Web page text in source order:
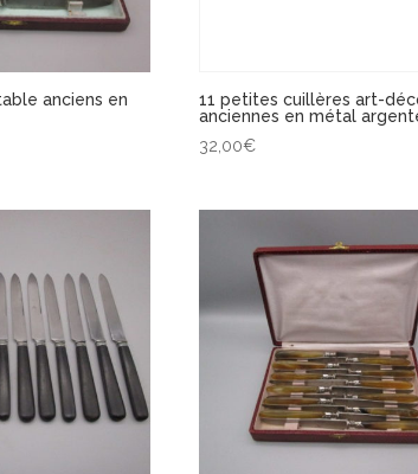
anciens en
11 petites cuillères art-
anciennes en métal
32,00€